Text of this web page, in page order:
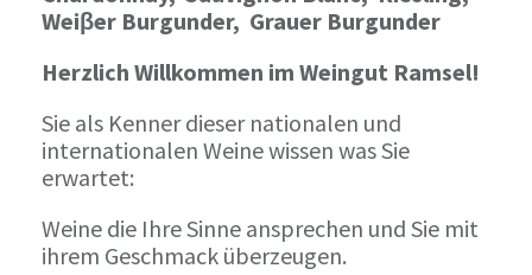
Weiβer Burgunder, Grauer Burgunder
Herzlich Willkommen im Weingut Ramsel!
Sie als Kenner dieser nationalen und
internationalen Weine wissen was Sie
erwartet:
Weine die Ihre Sinne ansprechen und Sie mit
ihrem Geschmack überzeugen.